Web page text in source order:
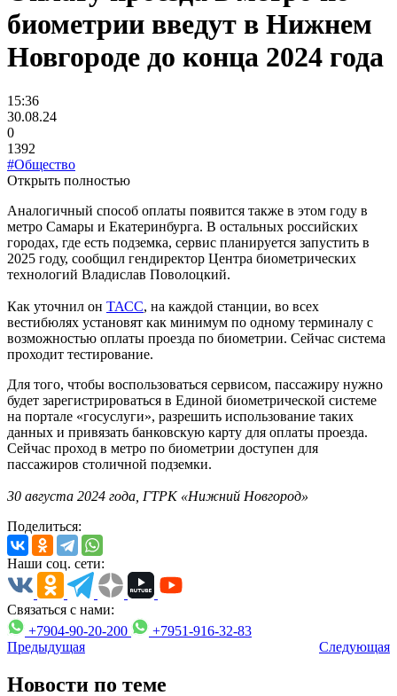
биометрии введут в Нижнем
Новгороде до конца 2024 года
15:36
30.08.24
0
1392
#Общество
Открыть полностью
Аналогичный способ оплаты появится также в этом году в
метро Самары и Екатеринбурга. В остальных российских
городах, где есть подземка, сервис планируется запустить в
2025 году, сообщил гендиректор Центра биометрических
технологий Владислав Поволоцкий.
Как уточнил он ТАСС, на каждой станции, во всех
вестибюлях установят как минимум по одному терминалу с
возможностью оплаты проезда по биометрии. Сейчас система
проходит тестирование.
Для того, чтобы воспользоваться сервисом, пассажиру нужно
будет зарегистрироваться в Единой биометрической системе
на портале «госуслуги», разрешить использование таких
данных и привязать банковскую карту для оплаты проезда.
Сейчас проход в метро по биометрии доступен для
пассажиров столичной подземки.
30 августа 2024 года, ГТРК «Нижний Новгород»
Поделиться:
Наши соц. сети:
Связаться с нами:
+7904-90-20-200
+7951-916-32-83
Предыдущая
Следующая
Новости по теме